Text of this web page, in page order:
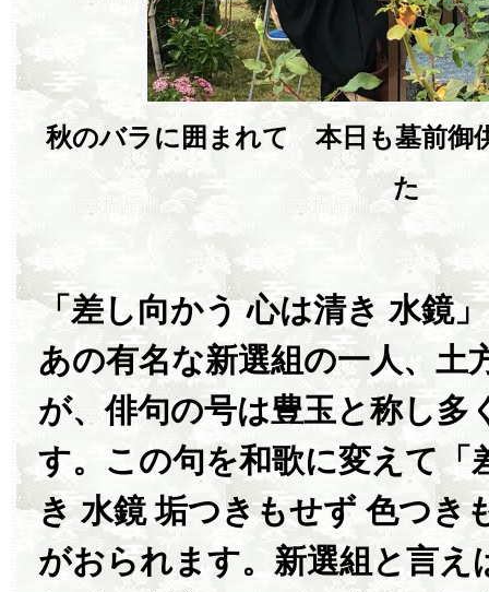
秋のバラに囲まれて 本日も墓前御
た
「差し向かう 心は清き 水鏡
あの有名な新選組の一人、土
が、俳句の号は豊玉と称し多
す。この句を和歌に変えて「
き 水鏡 垢つきもせず 色つき
がおられます。新選組と言え